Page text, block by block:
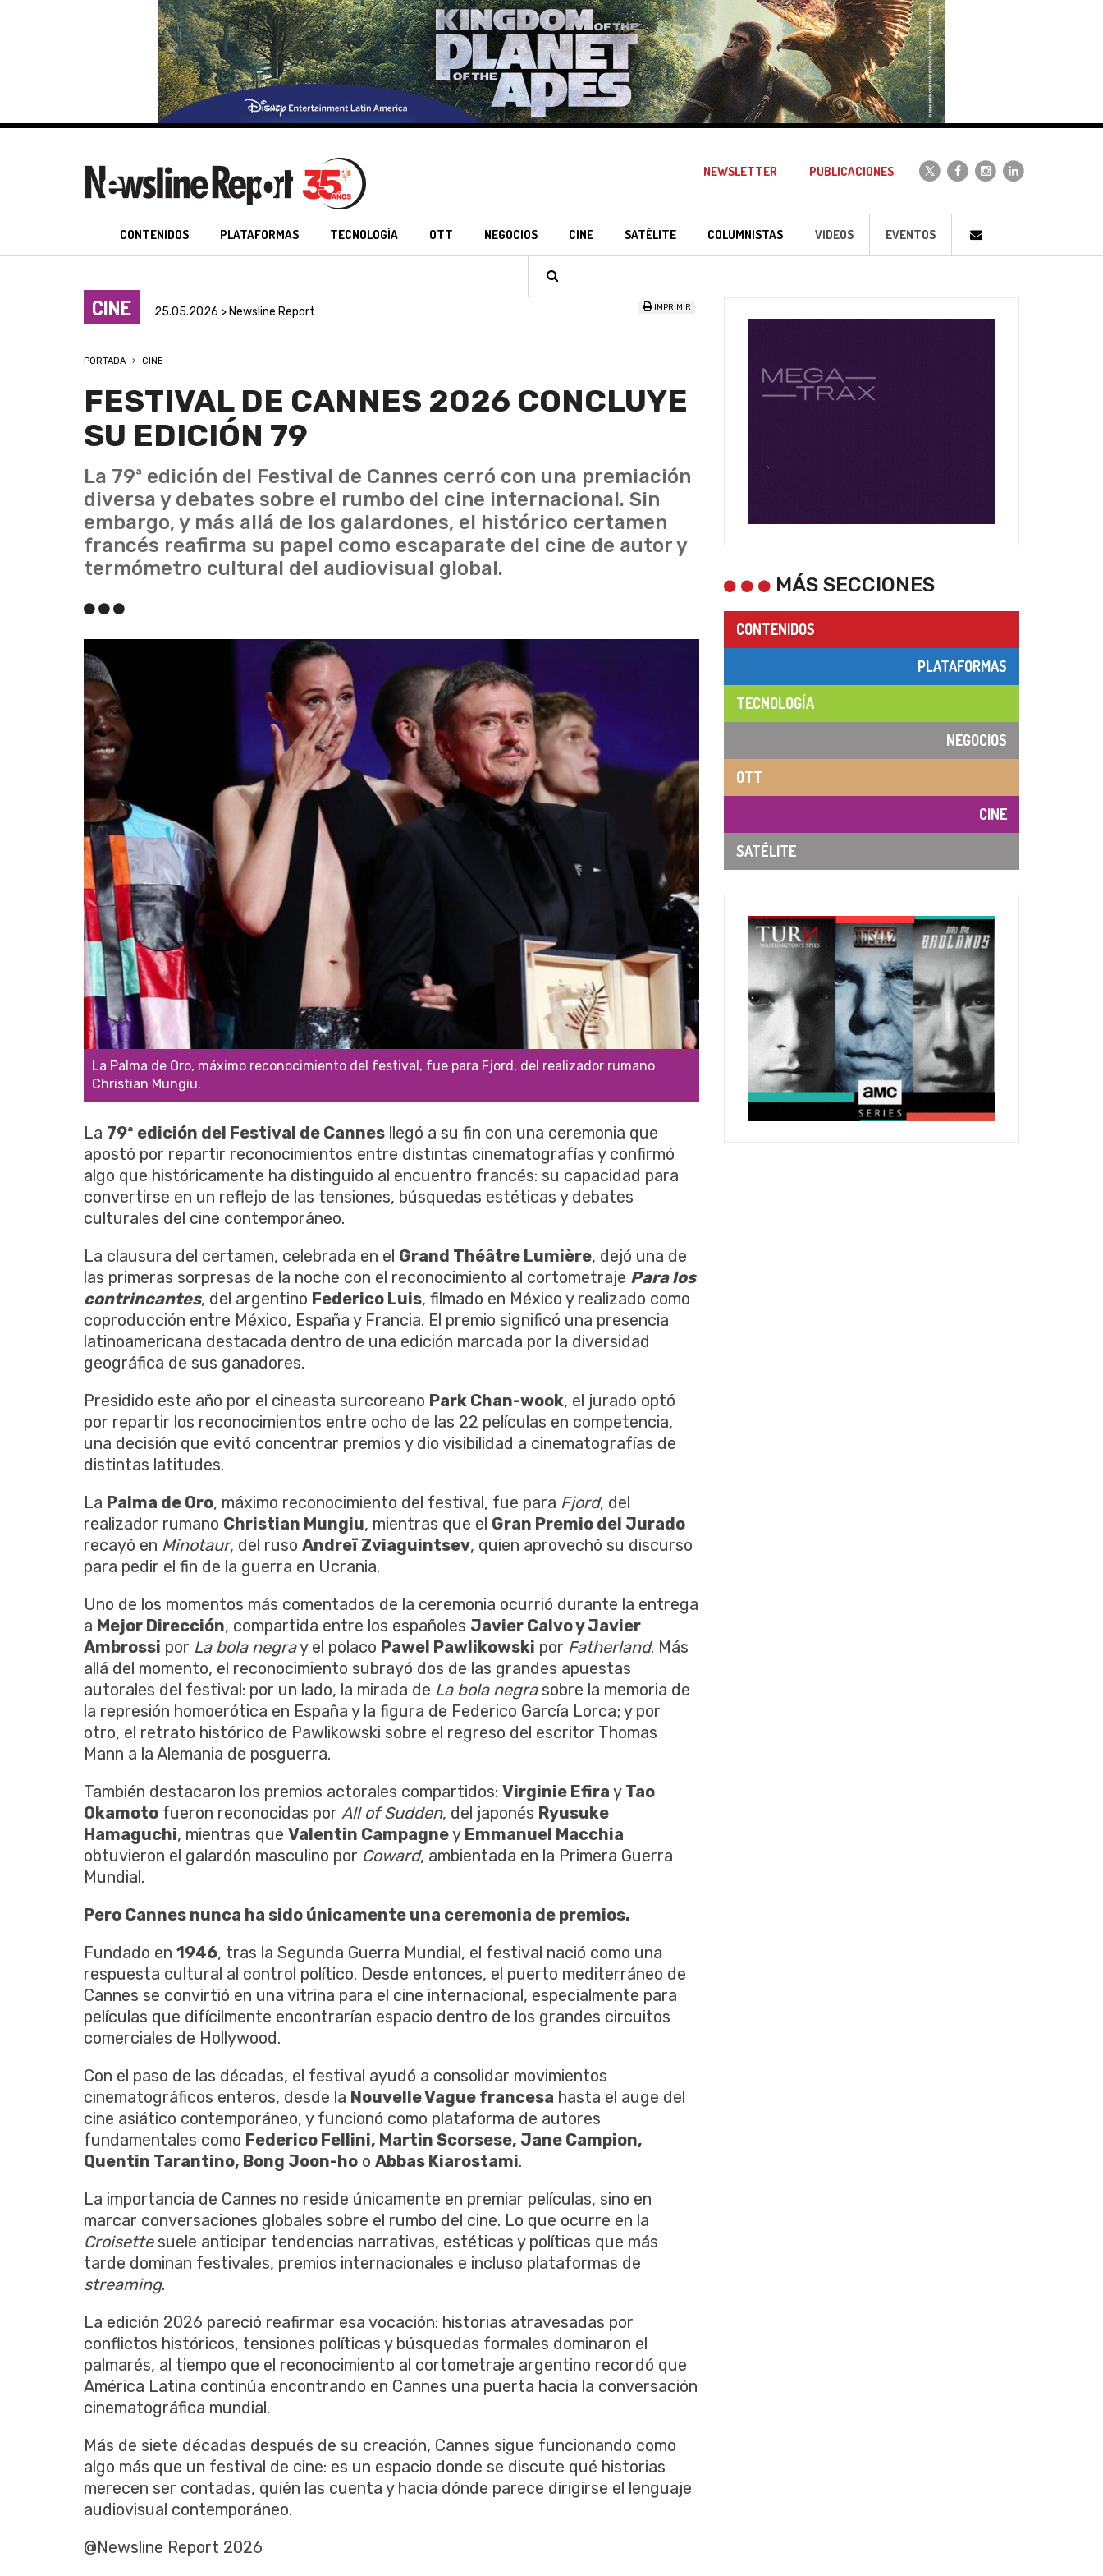
NEWSLETTER PUBLICACIONES
CONTENIDOS PLATAFORMAS TECNOLOGÍA OTT NEGOCIOS CINE SATÉLITE COLUMNISTAS VIDEOS EVENTOS
CINE 25.05.2026 > Newsline Report IMPRIMIR
PORTADA CINE
FESTIVAL DE CANNES 2026 CONCLUYE
SU EDICIÓN 79
La 79ª edición del Festival de Cannes cerró con una premiación
diversa y debates sobre el rumbo del cine internacional. Sin
embargo, y más allá de los galardones, el histórico certamen
francés reafirma su papel como escaparate del cine de autor y
termómetro cultural del audiovisual global.
La Palma de Oro, máximo reconocimiento del festival, fue para Fjord, del realizador rumano
Christian Mungiu.
La 79ª edición del Festival de Cannes llegó a su fin con una ceremonia que
apostó por repartir reconocimientos entre distintas cinematografías y confirmó
algo que históricamente ha distinguido al encuentro francés: su capacidad para
convertirse en un reflejo de las tensiones, búsquedas estéticas y debates
culturales del cine contemporáneo.
La clausura del certamen, celebrada en el Grand Théâtre Lumière, dejó una de
las primeras sorpresas de la noche con el reconocimiento al cortometraje Para los
contrincantes, del argentino Federico Luis, filmado en México y realizado como
coproducción entre México, España y Francia. El premio significó una presencia
latinoamericana destacada dentro de una edición marcada por la diversidad
geográfica de sus ganadores.
Presidido este año por el cineasta surcoreano Park Chan-wook, el jurado optó
por repartir los reconocimientos entre ocho de las 22 películas en competencia,
una decisión que evitó concentrar premios y dio visibilidad a cinematografías de
distintas latitudes.
La Palma de Oro, máximo reconocimiento del festival, fue para Fjord, del
realizador rumano Christian Mungiu, mientras que el Gran Premio del Jurado
recayó en Minotaur, del ruso Andreï Zviaguintsev, quien aprovechó su discurso
para pedir el fin de la guerra en Ucrania.
Uno de los momentos más comentados de la ceremonia ocurrió durante la entrega
a Mejor Dirección, compartida entre los españoles Javier Calvo y Javier
Ambrossi por La bola negray el polaco Pawel Pawlikowski por Fatherland. Más
allá del momento, el reconocimiento subrayó dos de las grandes apuestas
autorales del festival: por un lado, la mirada de La bola negrasobre la memoria de
la represión homoerótica en España y la figura de Federico García Lorca; y por
otro, el retrato histórico de Pawlikowski sobre el regreso del escritor Thomas
Mann a la Alemania de posguerra.
También destacaron los premios actorales compartidos: Virginie Efira y Tao
Okamoto fueron reconocidas por All of Sudden, del japonés Ryusuke
Hamaguchi, mientras que Valentin Campagney Emmanuel Macchia
obtuvieron el galardón masculino por Coward, ambientada en la Primera Guerra
Mundial.
Pero Cannes nunca ha sido únicamente una ceremonia de premios.
Fundado en 1946, tras la Segunda Guerra Mundial, el festival nació como una
respuesta cultural al control político. Desde entonces, el puerto mediterráneo de
Cannes se convirtió en una vitrina para el cine internacional, especialmente para
películas que difícilmente encontrarían espacio dentro de los grandes circuitos
comerciales de Hollywood.
Con el paso de las décadas, el festival ayudó a consolidar movimientos
cinematográficos enteros, desde la Nouvelle Vague francesa hasta el auge del
cine asiático contemporáneo, y funcionó como plataforma de autores
fundamentales como Federico Fellini, Martin Scorsese, Jane Campion,
Quentin Tarantino, Bong Joon-ho o Abbas Kiarostami.
La importancia de Cannes no reside únicamente en premiar películas, sino en
marcar conversaciones globales sobre el rumbo del cine. Lo que ocurre en la
Croisettesuele anticipar tendencias narrativas, estéticas y políticas que más
tarde dominan festivales, premios internacionales e incluso plataformas de
streaming.
La edición 2026 pareció reafirmar esa vocación: historias atravesadas por
conflictos históricos, tensiones políticas y búsquedas formales dominaron el
palmarés, al tiempo que el reconocimiento al cortometraje argentino recordó que
América Latina continúa encontrando en Cannes una puerta hacia la conversación
cinematográfica mundial.
Más de siete décadas después de su creación, Cannes sigue funcionando como
algo más que un festival de cine: es un espacio donde se discute qué historias
merecen ser contadas, quién las cuenta y hacia dónde parece dirigirse el lenguaje
audiovisual contemporáneo.
@Newsline Report 2026
MÁS SECCIONES
CONTENIDOS
PLATAFORMAS
TECNOLOGÍA
NEGOCIOS
OTT
CINE
SATÉLITE